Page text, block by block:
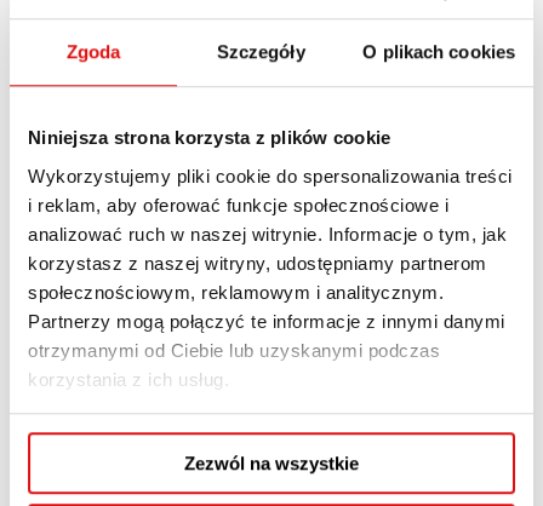
Zgoda Szczegóły O plikach cookies
Niniejsza strona korzysta z plików cookie
Wykorzystujemy pliki cookie do spersonalizowania treści
i reklam, aby oferować funkcje społecznościowe i
analizować ruch w naszej witrynie. Informacje o tym, jak
korzystasz z naszej witryny, udostępniamy partnerom
społecznościowym, reklamowym i analitycznym.
Partnerzy mogą połączyć te informacje z innymi danymi
otrzymanymi od Ciebie lub uzyskanymi podczas
korzystania z ich usług.
Zezwól na wszystkie
współpracy Miasta Lublin, Miejskiego Urzędu
Pracy oraz Wyższej Szkoły Przedsiębiorczości i
Administracji w Lublinie.
To program, który wspiera osoby szukające
nowej ścieżki zawodowej – szczególnie kobiety
długotrwale bezrobotne – w odkrywaniu
swojego potencjału, kompetencji i budowaniu
wiary w siebie.
W rozmowie poruszamy tematy rozwoju
kompetencji przyszłości, współpracy z
profesjonalnymi coachami oraz zaangażowania
studentów kierunków Socjologia i Zarządzanie w
działania projektowe.